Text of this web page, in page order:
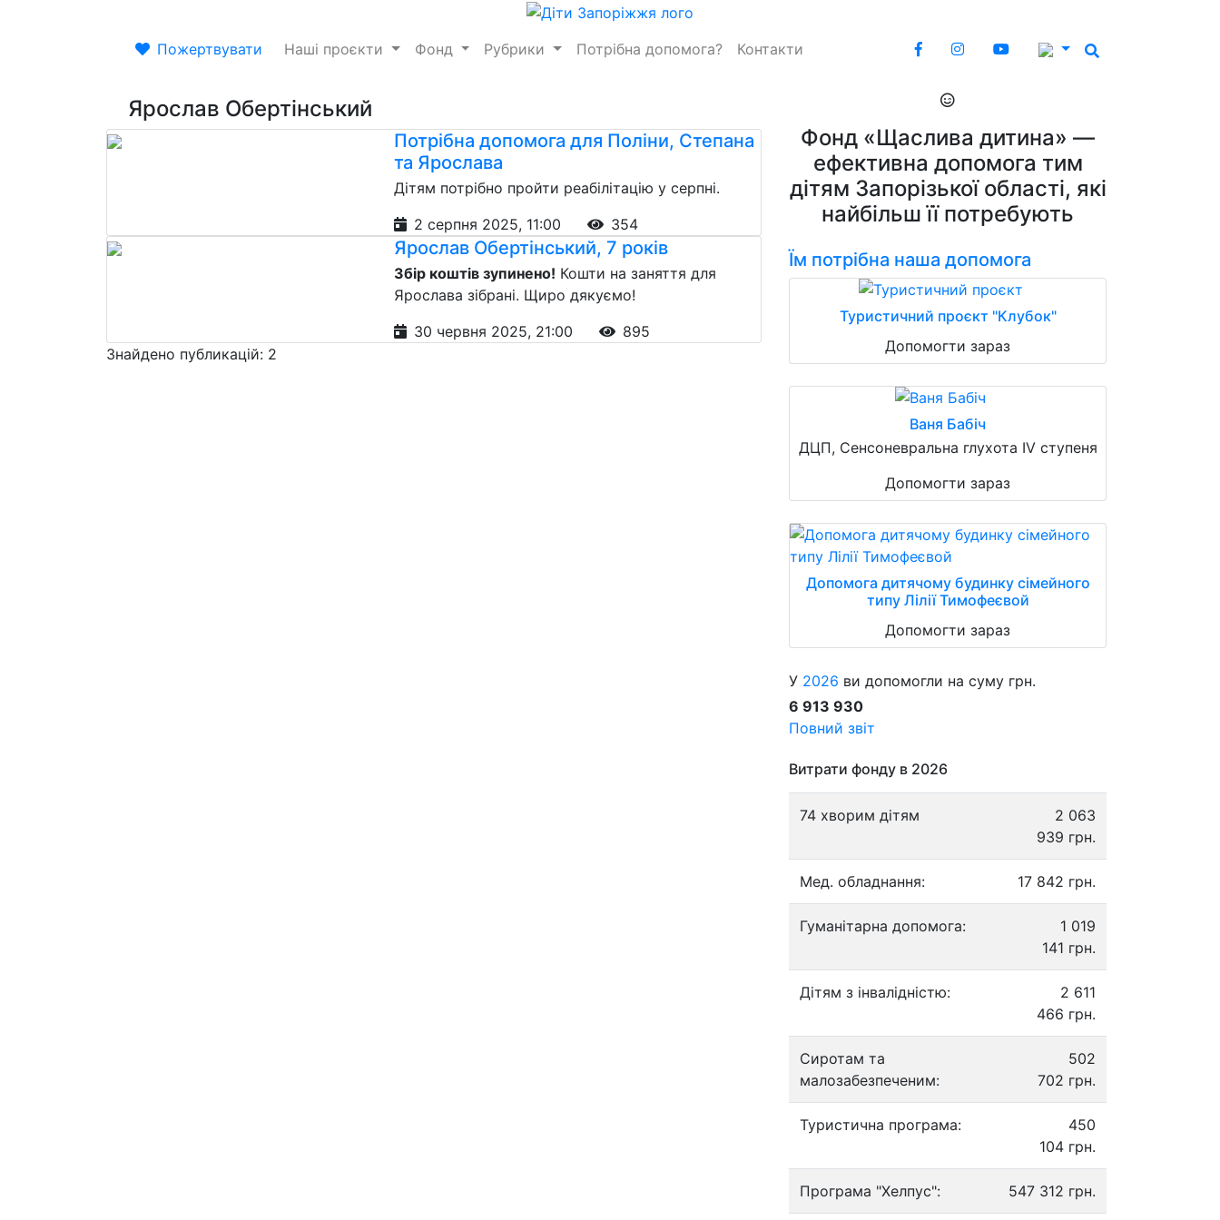
Пожертвувати Наші проєкти Фонд Рубрики Потрібна допомога? Контакти
Ярослав Обертінський
Потрібна допомога для Поліни, Степана
та Ярослава
Дітям потрібно пройти реабілітацію у серпні.
2 серпня 2025, 11:00
354
Ярослав Обертінський, 7 років
Збір коштів зупинено! Кошти на заняття для
Ярослава зібрані. Щиро дякуємо!
30 червня 2025, 21:00
895
Знайдено публикацій: 2
Фонд «Щаслива дитина» —
ефективна допомога тим
дітям Запорізької області, які
найбільш її потребують
Їм потрібна наша допомога
Туристичний проєкт "Клубок"
Допомогти зараз
Ваня Бабіч
ДЦП, Сенсоневральна глухота IV ступеня
Допомогти зараз
Допомога дитячому будинку сімейного
типу Лілії Тимофеєвой
Допомогти зараз
У 2026 ви допомогли на суму грн.
6 913 930
Повний звіт
Витрати фонду в 2026
74 хворим дітям
2 063
939 грн.
Мед. обладнання: 17 842 грн.
Гуманітарна допомога:
1 019
141 грн.
Дітям з інвалідністю:
2 611
466 грн.
Сиротам та
малозабезпеченим:
502
702 грн.
Туристична програма:
450
104 грн.
Програма "Хелпус": 547 312 грн.